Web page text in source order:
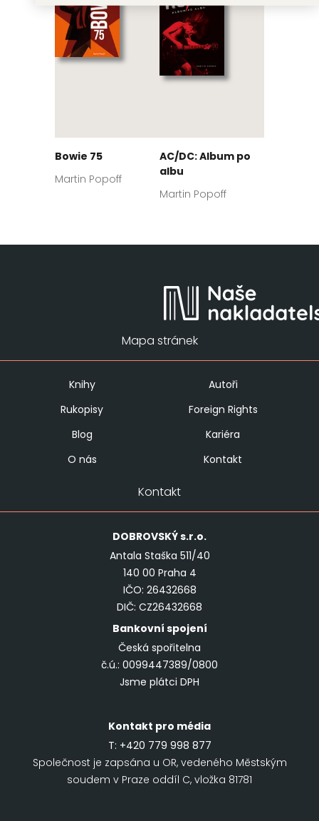
Bowie 75
Martin Popoff
AC/DC: Album po
albu
Martin Popoff
Mapa stránek
Knihy
Autoři
Rukopisy
Foreign Rights
Blog
Kariéra
O nás
Kontakt
Kontakt
DOBROVSKÝs.r.o.
Antala Staška 511/40
140 00 Praha 4
IČO: 26432668
DIČ: CZ26432668
Bankovní spojení
Česká spořitelna
č.ú.: 0099447389/0800
Jsme plátci DPH
Kontakt pro média
T: +420 779 998 877
Společnost je zapsána u OR, vedeného Městským
soudem v Praze oddíl C, vložka 81781